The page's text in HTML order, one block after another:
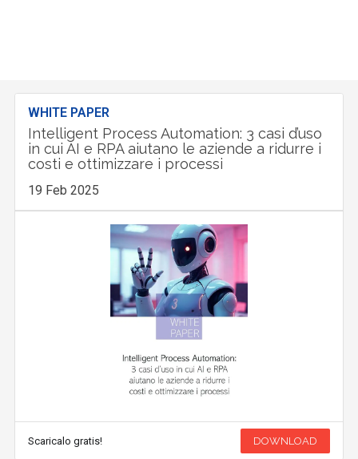
WHITE PAPER
Intelligent Process Automation: 3 casi d’uso
in cui AI e RPA aiutano le aziende a ridurre i
costi e ottimizzare i processi
19 Feb 2025
Scaricalo gratis! DOWNLOAD